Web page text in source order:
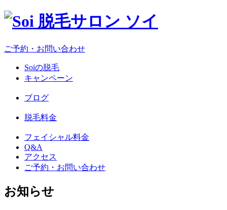
ご予約・お問い合わせ
Soiの脱毛
キャンペーン
ブログ
脱毛料金
フェイシャル料金
Q&A
アクセス
ご予約・お問い合わせ
お知らせ